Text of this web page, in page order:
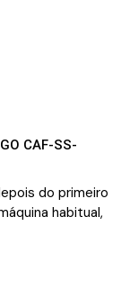
CAF-SS-
do primeiro
habitual,